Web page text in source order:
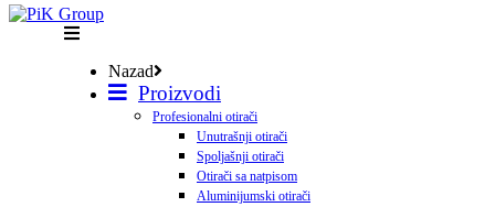
Nazad
Proizvodi
Profesionalni otirači
Unutrašnji otirači
Spoljašnji otirači
Otirači sa natpisom
Aluminijumski otirači